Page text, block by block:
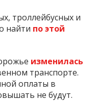
троллейбусных и
найти по этой
изменилась
транспорте.
оплаты в
не будут.